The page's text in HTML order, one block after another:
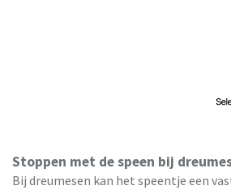
Stoppen met de speen bij
Bij dreumesen kan het speentje een